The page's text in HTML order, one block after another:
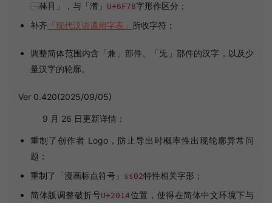
⿱𣏟⺝」，与「潸」 U+6F78字形作区分；
补齐 「现代汉语通用字表」 所收字符；
调整简体范围内含「兼」部件、「旡」部件的汉字，以及少
量汉字的轮廓。
Ver 0.420(2025/09/05)
9 月 26 日更新详情：
重制了创作者 Logo，防止导出时概率性出现轮廓异常问
题；
重制了「漫画标点符号」 ss02特性相关字形；
简体版调整破折号U+2014位置，使得在简体中文环境下与